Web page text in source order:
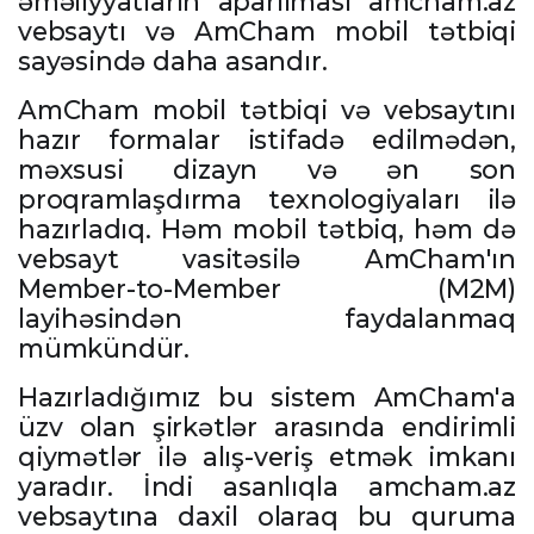
vebsaytı və AmCham mobil tətbiqi
sayəsində daha asandır.
AmCham mobil tətbiqi və vebsaytını
hazır formalar istifadə edilmədən,
məxsusi dizayn və ən son
proqramlaşdırma texnologiyaları ilə
hazırladıq. Həm mobil tətbiq, həm də
vebsayt vasitəsilə AmCham'ın
Member-to-Member (M2M)
layihəsindən faydalanmaq
mümkündür.
Hazırladığımız bu sistem AmCham'a
üzv olan şirkətlər arasında endirimli
qiymətlər ilə alış-veriş etmək imkanı
yaradır. İndi asanlıqla amcham.az
vebsaytına daxil olaraq bu quruma